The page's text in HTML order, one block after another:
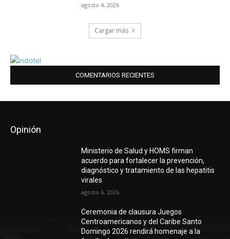
agosto 4, 2026
Cargar más
COMENTARIOS RECIENTES
Opinión
Ministerio de Salud y HOMS firman
acuerdo para fortalecer la prevención,
diagnóstico y tratamiento de las hepatitis
virales
agosto 6, 2026
Ceremonia de clausura Juegos
Centroamericanos y del Caribe Santo
Domingo 2026 rendirá homenaje a la